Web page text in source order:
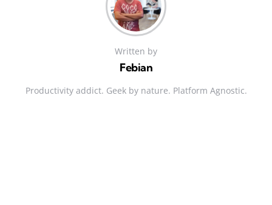
Written by
Febian
Productivity addict. Geek by nature. Platform Agnostic.